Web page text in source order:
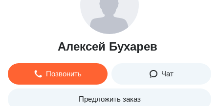
Алексей Бухарев
Позвонить Чат
Предложить заказ